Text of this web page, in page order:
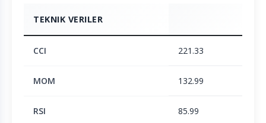
TEKNIK VERILER
CCI 221.33
MOM 132.99
RSI 85.99